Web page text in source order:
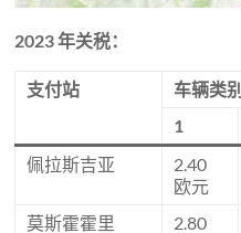
2023 年关税：
支付站
车辆类别
1
佩拉斯吉亚
2.40
欧元
莫斯霍霍里
2.80